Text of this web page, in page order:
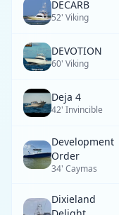
DECARB
52' Viking
DEVOTION
60' Viking
Deja 4
42' Invincible
Development
Order
34' Caymas
Dixieland